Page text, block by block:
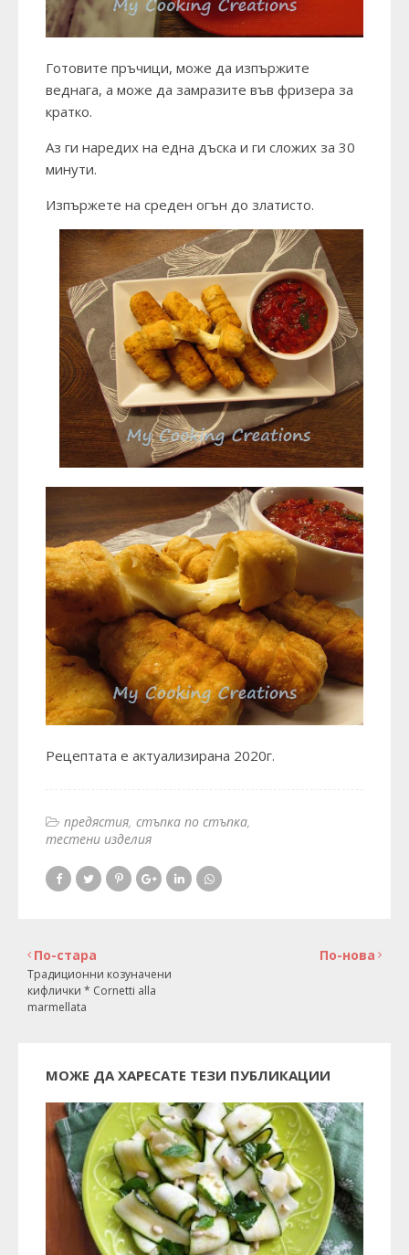
Готовите пръчици, може да изпържите
веднага, а може да замразите във фризера за
кратко.
Аз ги наредих на една дъска и ги сложих за 30
минути.
Изпържете на среден огън до златисто.
Рецептата е актуализирана 2020г.
предястия стъпка по стъпка
тестени изделия
По-нова
По-стара
Традиционни козуначени
кифлички * Cornetti alla
marmellata
МОЖЕ ДА ХАРЕСАТЕ ТЕЗИ ПУБЛИКАЦИИ